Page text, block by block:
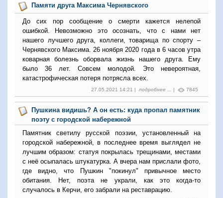
Памяти друга Максима Чернявского
До сих пор сообщение о смерти кажется нелепой
ошибкой. Невозможно это осознать, что с нами нет
нашего лучшего друга, коллеги, товарища по спорту –
Чернявского Максима. 26 ноября 2020 года в 6 часов утра
коварная болезнь оборвала жизнь нашего друга. Ему
было 36 лет. Совсем молодой. Это невероятная,
катастрофическая потеря потрясла всех.
27.05.2021 14:21 | подробнее ... | 7845
Пушкина видишь? А он есть: куда пропал памятник
поэту с городской набережной
Памятник светилу русской поэзии, установленный на
городской набережной, в последнее время выглядел не
лучшим образом: статуя покрылась трещинами, местами
с неё осыпалась штукатурка. А вчера нам прислали фото,
где видно, что Пушкин "покинул" привычное место
обитания. Нет, поэта не украли, как это когда-то
случалось в Керчи, его забрали на реставрацию.